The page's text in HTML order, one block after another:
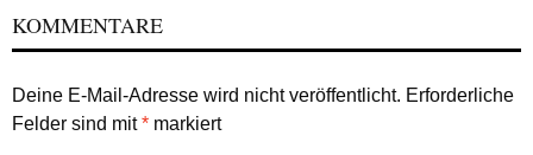
KOMMENTARE
Deine E-Mail-Adresse wird nicht veröffentlicht. Erforderliche
Felder sind mit* markiert